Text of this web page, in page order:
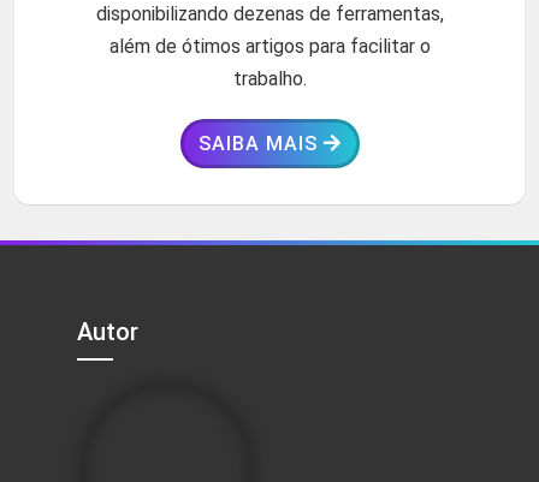
disponibilizando dezenas de ferramentas,
além de ótimos artigos para facilitar o
trabalho.
SAIBA MAIS
Autor